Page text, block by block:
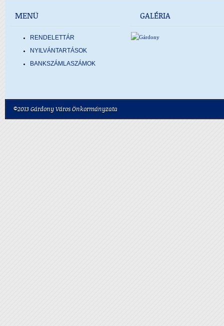
MENÜ
RENDELETTÁR
NYILVÁNTARTÁSOK
BANKSZÁMLASZÁMOK
GALÉRIA
©2013 Gárdony Város Önkormányzata